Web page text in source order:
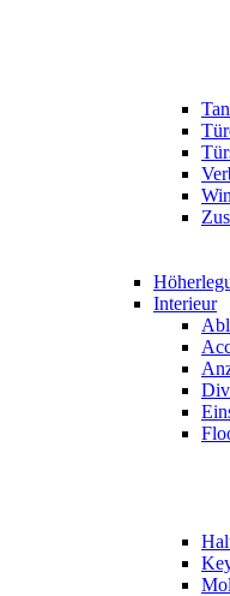
Interieur